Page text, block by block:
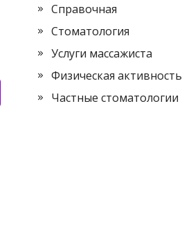
Справочная
Стоматология
Услуги массажиста
Физическая активность
Частные стоматологии